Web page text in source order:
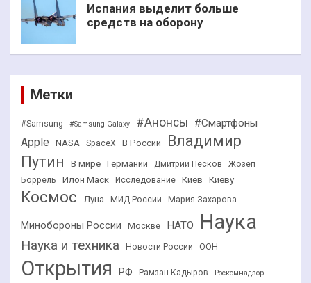
Испания выделит больше
средств на оборону
Метки
#Samsung #Samsung Galaxy #Анонсы #Смартфоны
Apple NASA SpaceX В России
Владимир
Путин
В мире Германии Дмитрий Песков
Жозеп
Боррель
Илон Маск Исследование Киев Киеву
Космос Луна МИД России Мария Захарова
Минобороны России Москве НАТО Наука
Наука и техника Новости России ООН
Открытия РФ Рамзан Кадыров Роскомнадзор